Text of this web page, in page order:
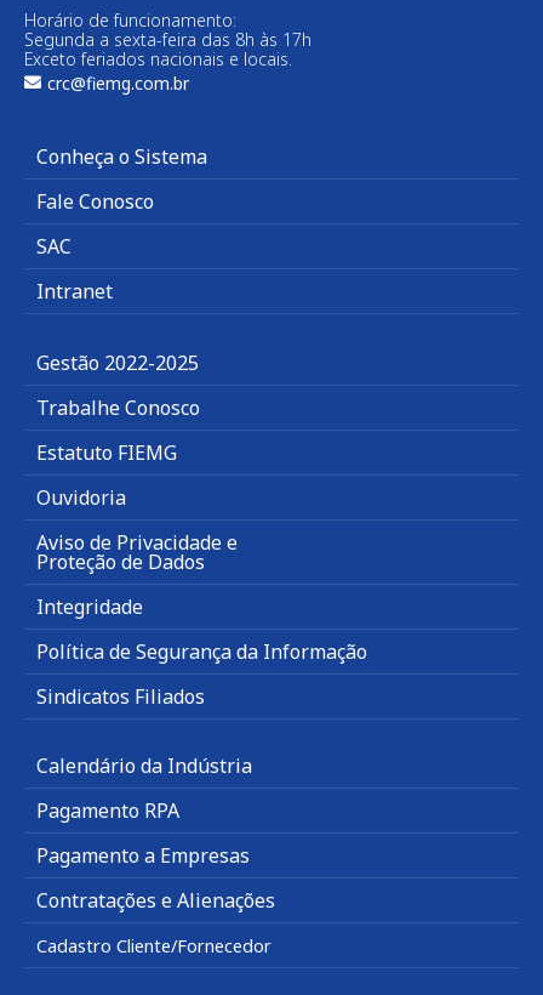
Horário de funcionamento:
Segunda a sexta-feira das 8h às 17h
Exceto feriados nacionais e locais.
crc@fiemg.com.br
Conheça o Sistema
Fale Conosco
SAC
Intranet
Gestão 2022-2025
Trabalhe Conosco
Estatuto FIEMG
Ouvidoria
Aviso de Privacidade e
Proteção de Dados
Integridade
Política de Segurança da Informação
Sindicatos Filiados
Calendário da Indústria
Pagamento RPA
Pagamento a Empresas
Contratações e Alienações
Cadastro Cliente/Fornecedor